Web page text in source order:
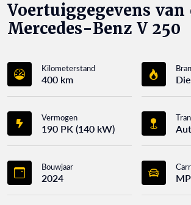
Voertuiggegevens van
Mercedes-Benz V 250
Kilometerstand
400 km
Vermogen
190 PK (140 kW)
Bouwjaar
2024